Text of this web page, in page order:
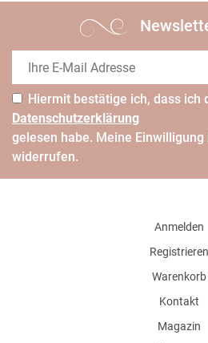
Hiermit bestätige ich, dass ich
Daten­schutz­erklärung
gelesen habe. Meine
widerrufen.
Anmelden
Registrieren
Warenkorb
Kontakt
Magazin